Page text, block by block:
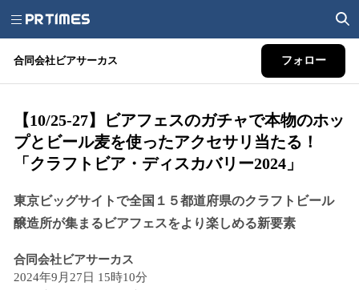
合同会社ビアサーカス フォロー
【10/25-27】ビアフェスのガチャで本物のホッ
プとビール麦を使ったアクセサリ当たる！
「クラフトビア・ディスカバリー2024」
東京ビッグサイトで全国１５都道府県のクラフトビール
醸造所が集まるビアフェスをより楽しめる新要素
合同会社ビアサーカス
2024年9月27日 15時10分